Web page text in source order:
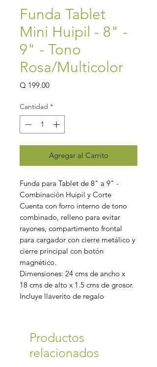
Funda Tablet
Mini Huipil - 8" -
9" - Tono
Rosa/Multicolor
Q 199.00Precio
Cantidad *
Agregar al Carrito
Funda para Tablet de 8" a 9" -
Combinación Huipil y Corte
Cuenta con forro interno de tono
combinado, relleno para evitar
rayones, compartimento frontal
para cargador con cierre metálico y
cierre principal con botón
magnético.
Dimensiones: 24 cms de ancho x
18 cms de alto x 1.5 cms de grosor.
Incluye llaverito de regalo
Productos
relacionados